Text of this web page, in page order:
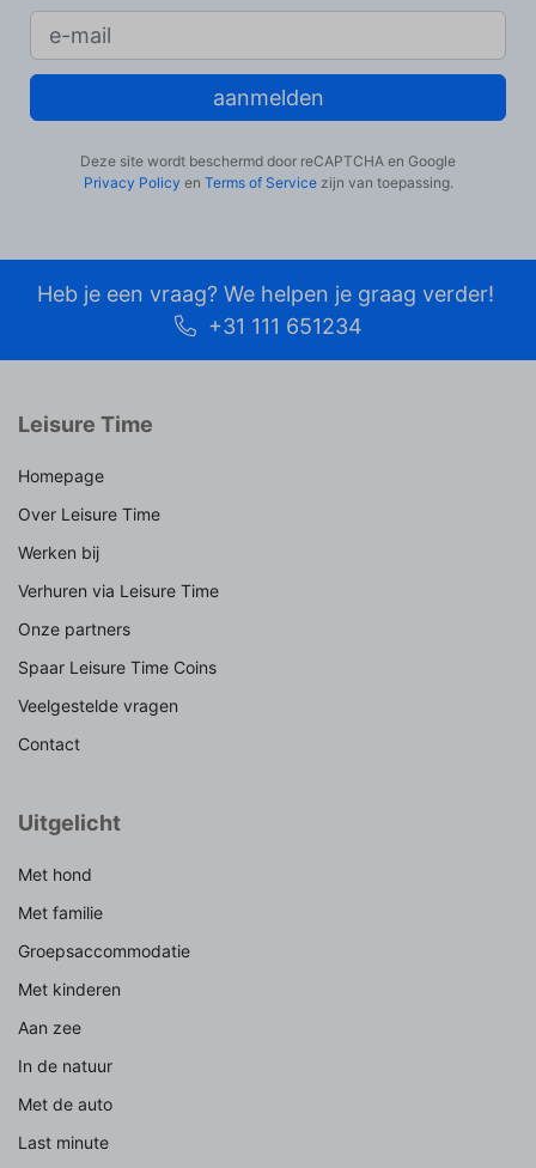
aanmelden
Deze site wordt beschermd door reCAPTCHA en Google
Privacy Policy en Terms of Servicezijn van toepassing.
Heb je een vraag? We helpen je graag verder!
+31 111 651234
Leisure Time
Homepage
Over Leisure Time
Werken bij
Verhuren via Leisure Time
Onze partners
Spaar Leisure Time Coins
Veelgestelde vragen
Contact
Uitgelicht
Met hond
Met familie
Groepsaccommodatie
Met kinderen
Aan zee
In de natuur
Met de auto
Last minute